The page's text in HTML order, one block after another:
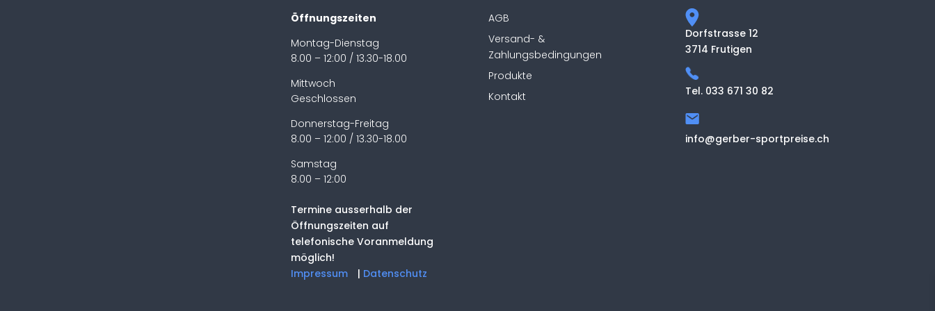
Öffnungszeiten
Montag-Dienstag
8.00 – 12:00 / 13.30-18.00
Mittwoch
Geschlossen
Donnerstag-Freitag
8.00 – 12:00 / 13.30-18.00
Samstag
8.00 – 12:00
Termine ausserhalb der
Öffnungszeiten auf
telefonische Voranmeldung
möglich!
Impressum
| Datenschutz
AGB
Versand- &
Zahlungsbedingungen
Produkte
Kontakt
Dorfstrasse 12
3714 Frutigen
Tel. 033 671 30 82
info@gerber-sportpreise.ch